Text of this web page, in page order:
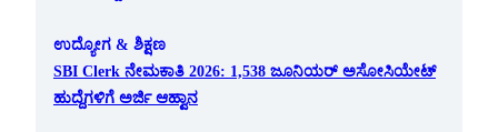
ಉದ್ಯೋಗ & ಶಿಕ್ಷಣ
SBI Clerk ನೇಮಕಾತಿ 2026: 1,538 ಜೂನಿಯರ್ ಅಸೋಸಿಯೇಟ್
ಹುದ್ದೆಗಳಿಗೆ ಅರ್ಜಿ ಆಹ್ವಾನ